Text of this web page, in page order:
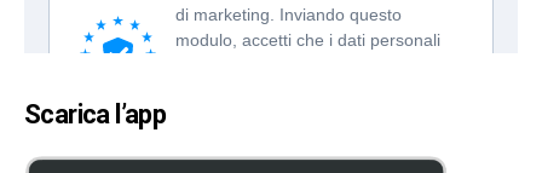
Scarica l’app